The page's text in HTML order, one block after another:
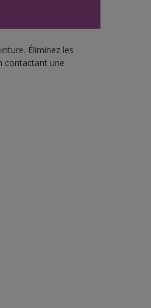
Éliminez les
contactant une